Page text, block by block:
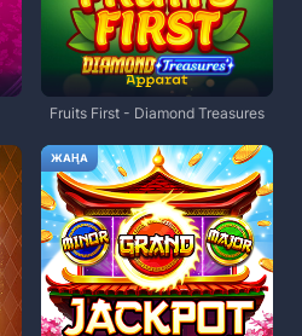
Fruits First - Diamond Treasures
ЖАҢА